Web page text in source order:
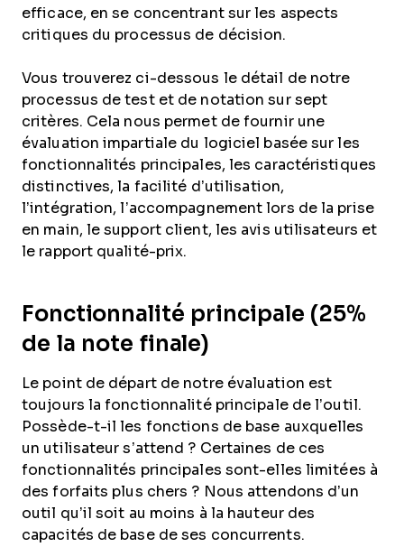
efficace, en se concentrant sur les aspects
critiques du processus de décision.
Vous trouverez ci-dessous le détail de notre
processus de test et de notation sur sept
critères. Cela nous permet de fournir une
évaluation impartiale du logiciel basée sur les
fonctionnalités principales, les caractéristiques
distinctives, la facilité d’utilisation,
l’intégration, l’accompagnement lors de la prise
en main, le support client, les avis utilisateurs et
le rapport qualité-prix.
Fonctionnalité principale (25%
de la note finale)
Le point de départ de notre évaluation est
toujours la fonctionnalité principale de l’outil.
Possède-t-il les fonctions de base auxquelles
un utilisateur s’attend ? Certaines de ces
fonctionnalités principales sont-elles limitées à
des forfaits plus chers ? Nous attendons d’un
outil qu’il soit au moins à la hauteur des
capacités de base de ses concurrents.